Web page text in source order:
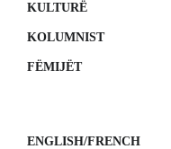
KULTURË
KOLUMNIST
FËMIJËT
ENGLISH/FRENCH